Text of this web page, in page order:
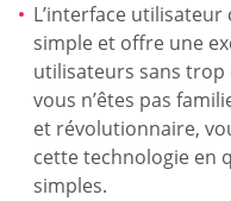
L’interface
simple et offre une
utilisateurs sans trop
vous n’êtes pas
et révolutionnaire,
cette technologie en
simples.